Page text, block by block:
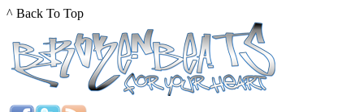
^ Back To Top